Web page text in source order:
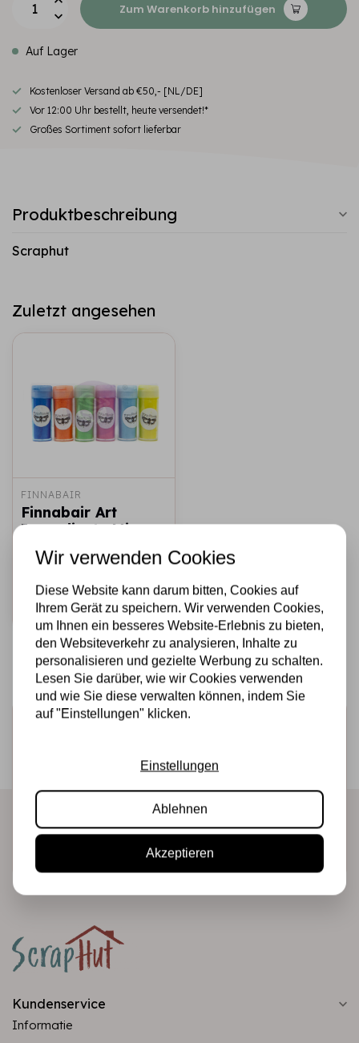
Zum Warenkorb hinzufügen
Auf Lager
Kostenloser Versand ab €50,- [NL/DE]
Vor 12:00 Uhr bestellt, heute versendet!*
Großes Sortiment sofort lieferbar
Produktbeschreibung
Scraphut
Zuletzt angesehen
FINNABAIR
Finnabair Art
Ingredients Mica
Powder Paradise
Schnell
hinzufügen
Melden Sie sich für den Newsletter an
Produkte direkt in Ihrem Posteingang!
Kundenservice
Informatie
Wir verwenden Cookies
Diese Website kann darum bitten, Cookies auf
Ihrem Gerät zu speichern. Wir verwenden Cookies,
um Ihnen ein besseres Website-Erlebnis zu bieten,
den Websiteverkehr zu analysieren, Inhalte zu
personalisieren und gezielte Werbung zu schalten.
Lesen Sie darüber, wie wir Cookies verwenden
und wie Sie diese verwalten können, indem Sie
auf "Einstellungen" klicken.
Einstellungen
Ablehnen
Akzeptieren